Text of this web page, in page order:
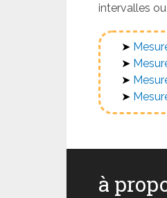
intervalles
➤
➤
➤
➤
à